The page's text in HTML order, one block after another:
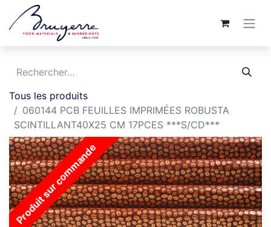
Tous les produits
060144 PCB FEUILLES IMPRIMÉES ROBUSTA
SCINTILLANT40X25 CM 17PCES ***S/CD***
Produit sur commande